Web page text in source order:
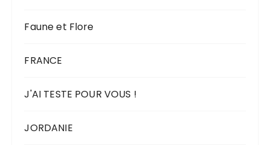
Faune et Flore
FRANCE
J'AI TESTE POUR VOUS !
JORDANIE